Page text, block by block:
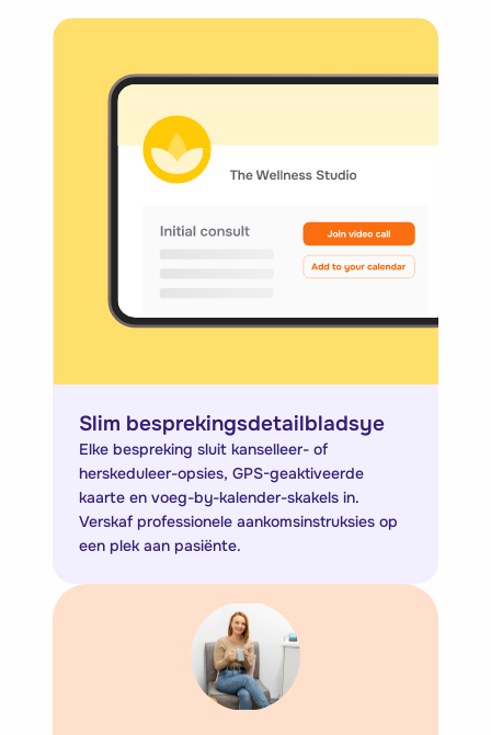
Slim besprekingsdetailbladsye
Elke bespreking sluit kanselleer- of
herskeduleer-opsies, GPS-geaktiveerde
kaarte en voeg-by-kalender-skakels in.
Verskaf professionele aankomsinstruksies op
een plek aan pasiënte.